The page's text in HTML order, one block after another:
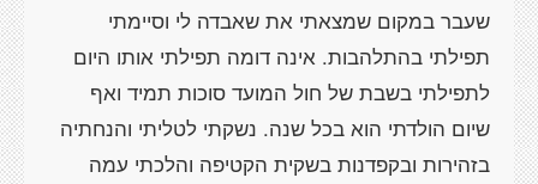
שעבר במקום שמצאתי את שאבדה לי וסיימתי
תפילתי בהתלהבות. אינה דומה תפילתי אותו היום
לתפילתי בשבת של חול המועד סוכות תמיד ואף
שיום הולדתי הוא בכל שנה. נשקתי לטליתי והנחתיה
בזהירות ובקפדנות בשקית הקטיפה והלכתי עמה